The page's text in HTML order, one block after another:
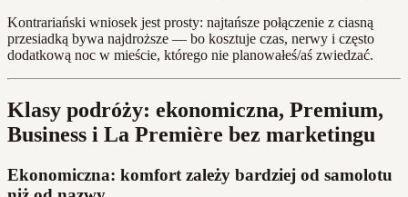
Kontrariański wniosek jest prosty: najtańsze połączenie z ciasną
przesiadką bywa najdroższe — bo kosztuje czas, nerwy i często
dodatkową noc w mieście, którego nie planowałeś/aś zwiedzać.
Klasy podróży: ekonomiczna, Premium,
Business i La Première bez marketingu
Ekonomiczna: komfort zależy bardziej od samolotu